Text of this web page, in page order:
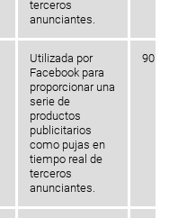
terceros
anunciantes.
Utilizada por
Facebook para
proporcionar una
serie de
productos
publicitarios
como pujas en
tiempo real de
terceros
anunciantes.
90